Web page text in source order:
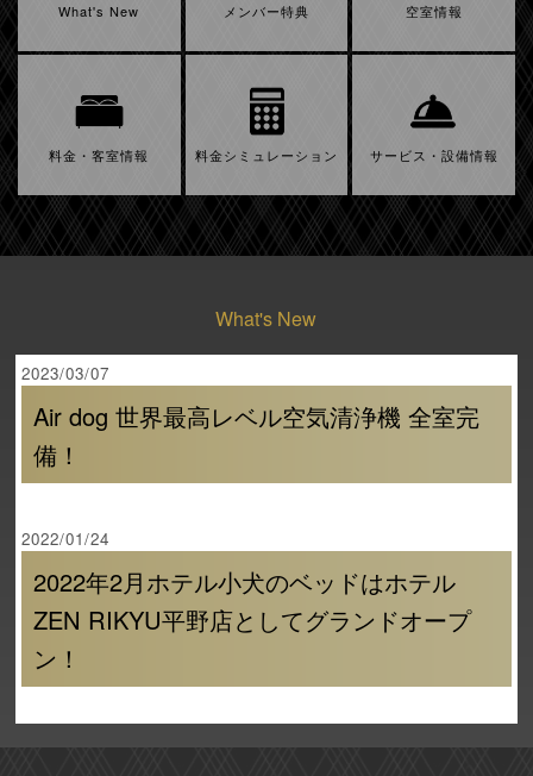
What's New メンバー特典 空室情報
料金・客室情報 料金シミュレーション サービス・設備情報
What's New
2023/03/07
Air dog 世界最高レベル空気清浄機 全室完
備！
2022/01/24
2022年2月ホテル小犬のベッドはホテル
ZEN RIKYU平野店としてグランドオープ
ン！